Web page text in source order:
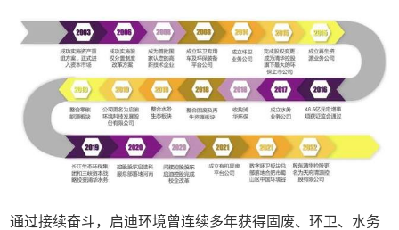
通过接续奋斗，启迪环境曾连续多年获得固废、环卫、水务